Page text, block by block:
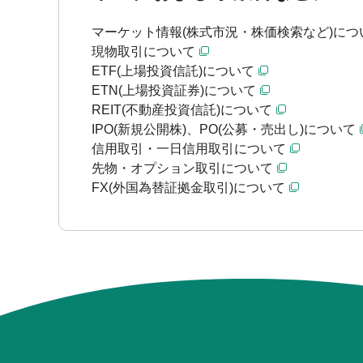
マーケット情報(株式市況・株価検索など)につ
現物取引について
ETF(上場投資信託)について
ETN(上場投資証券)について
REIT(不動産投資信託)について
IPO(新規公開株)、PO(公募・売出し)について
信用取引・一日信用取引について
先物・オプション取引について
FX(外国為替証拠金取引)について